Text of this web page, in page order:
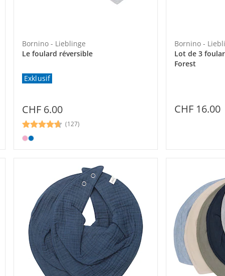
Bornino - Lieblinge
Le foulard réversible
Exklusif
CHF 6.00
(127)
Bornino -
Lot de 3
Forest
CHF 16.00